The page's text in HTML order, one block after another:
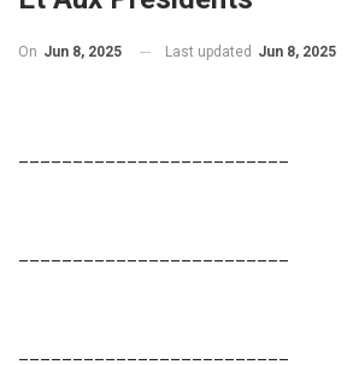
On Jun 8, 2025 Last updated Jun 8, 2025